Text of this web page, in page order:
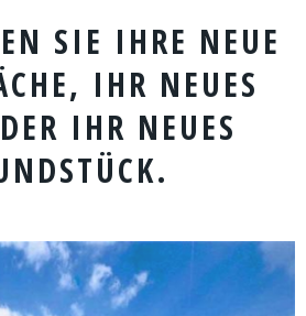
SIE IHRE NEUE
IHR NEUES
IHR NEUES